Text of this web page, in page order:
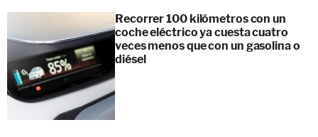
Recorrer 100 kilómetros con un
coche eléctrico ya cuesta cuatro
veces menos que con un gasolina o
diésel